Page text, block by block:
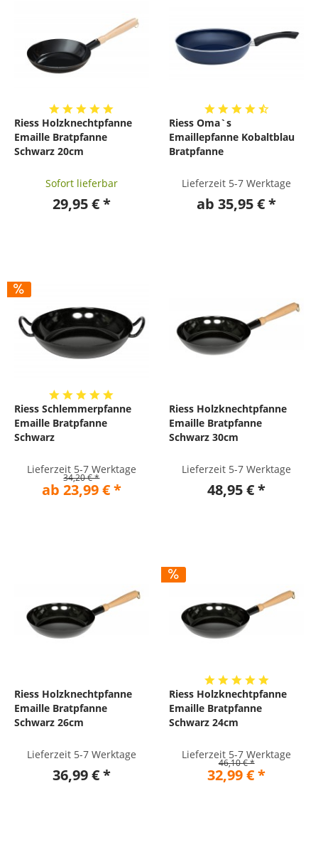
Riess Holzknechtpfanne
Emaille Bratpfanne
Schwarz 20cm
Sofort lieferbar
29,95 € *
Riess Oma`s
Emaillepfanne Kobaltblau
Bratpfanne
Lieferzeit 5-7 Werktage
ab 35,95 € *
Riess Schlemmerpfanne
Emaille Bratpfanne
Schwarz
Lieferzeit 5-7 Werktage
34,20 € *
ab 23,99 € *
Riess Holzknechtpfanne
Emaille Bratpfanne
Schwarz 30cm
Lieferzeit 5-7 Werktage
48,95 € *
Riess Holzknechtpfanne
Emaille Bratpfanne
Schwarz 26cm
Lieferzeit 5-7 Werktage
36,99 € *
Riess Holzknechtpfanne
Emaille Bratpfanne
Schwarz 24cm
Lieferzeit 5-7 Werktage
46,10 € *
32,99 € *